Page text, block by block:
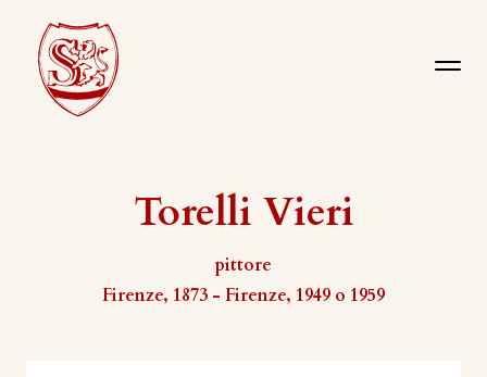
Torelli Vieri
pittore
Firenze, 1873 - Firenze, 1949 o 1959